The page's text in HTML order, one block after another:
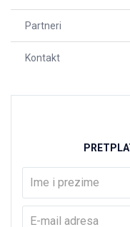
Partneri
Kontakt